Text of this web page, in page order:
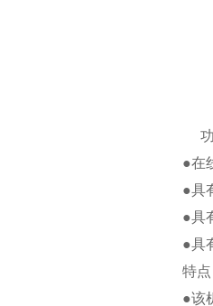
功
●在
●具
●具
●具
特
●该